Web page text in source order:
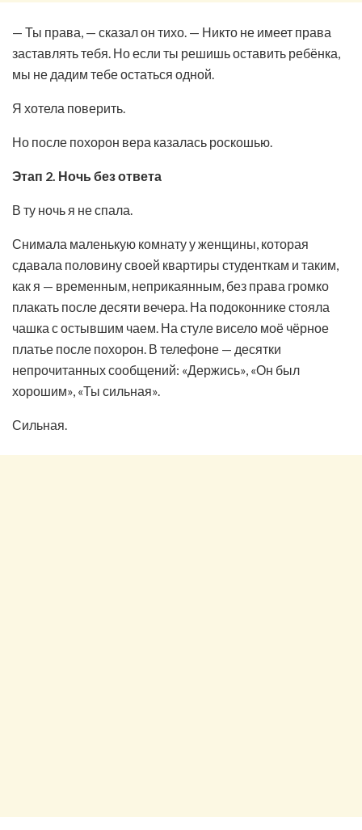
— Ты права, — сказал он тихо. — Никто не имеет права
заставлять тебя. Но если ты решишь оставить ребёнка,
мы не дадим тебе остаться одной.
Я хотела поверить.
Но после похорон вера казалась роскошью.
Этап 2. Ночь без ответа
В ту ночь я не спала.
Снимала маленькую комнату у женщины, которая
сдавала половину своей квартиры студенткам и таким,
как я — временным, неприкаянным, без права громко
плакать после десяти вечера. На подоконнике стояла
чашка с остывшим чаем. На стуле висело моё чёрное
платье после похорон. В телефоне — десятки
непрочитанных сообщений: «Держись», «Он был
хорошим», «Ты сильная».
Сильная.